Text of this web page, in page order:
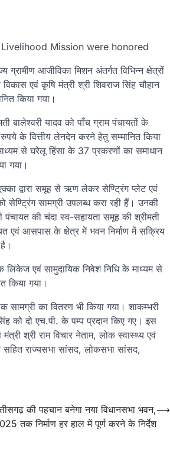
Mission were honored
ग्रामीण आजीविका मिशन अंतर्गत विभिन्न क्षेत्रों
एवं कृषि मंत्री श्री शिवराज सिंह चौहान
किया गया।
बालेश्वरी यादव को पाँच ग्राम पंचायतों के
के वित्तीय लेनदेन करने हेतु सम्मानित किया
से घरेलू हिंसा के 37 प्रकरणों का समाधान
गया।
द्वारा समूह से ऋण लेकर सेण्ट्रिंग प्लेट एवं
सेण्ट्रिंग सामग्री उपलब्ध करा रही हैं। उनकी
की चंदा स्व-सहायता समूह की श्रीमती
एवं आसपास के क्षेत्र में भवन निर्माण में सक्रिय
लिंकेज एवं सामुदायिक निवेश निधि के माध्यम से
किया गया।
सामग्री का वितरण भी किया गया। शाकम्भरी
को दो एच.पी. के पम्प प्रदान किए गए। इस
श्री राम विचार नेताम, लोक स्वास्थ्य एवं
सहित राज्यसभा सांसद, लोकसभा सांसद,
की पहचान बनेगा नया विधानसभा भवन,
तक निर्माण हर हाल में पूर्ण करने के निर्देश
⟶